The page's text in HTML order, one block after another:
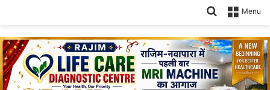
Menu
Search